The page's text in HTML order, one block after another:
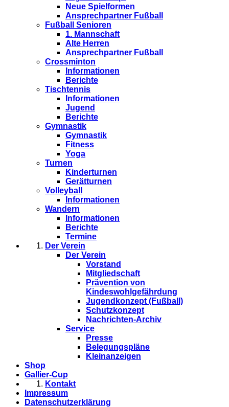
Neue Spielformen
Ansprechpartner Fußball
Fußball Senioren
1. Mannschaft
Alte Herren
Ansprechpartner Fußball
Crossminton
Informationen
Berichte
Tischtennis
Informationen
Jugend
Berichte
Gymnastik
Gymnastik
Fitness
Yoga
Turnen
Kinderturnen
Gerätturnen
Volleyball
Informationen
Wandern
Informationen
Berichte
Termine
Der Verein
Der Verein
Vorstand
Mitgliedschaft
Prävention von
Kindeswohlgefährdung
Jugendkonzept (Fußball)
Schutzkonzept
Nachrichten-Archiv
Service
Presse
Belegungspläne
Kleinanzeigen
Shop
Gallier-Cup
Kontakt
Impressum
Datenschutzerklärung